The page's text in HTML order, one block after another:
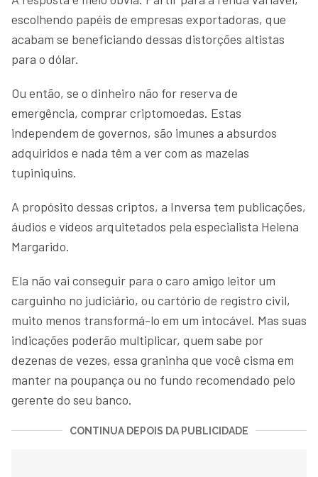
escolhendo papéis de empresas exportadoras, que
acabam se beneficiando dessas distorções altistas
para o dólar.
Ou então, se o dinheiro não for reserva de
emergência, comprar criptomoedas. Estas
independem de governos, são imunes a absurdos
adquiridos e nada têm a ver com as mazelas
tupiniquins.
A propósito dessas criptos, a Inversa tem publicações,
áudios e vídeos arquitetados pela especialista Helena
Margarido.
Ela não vai conseguir para o caro amigo leitor um
carguinho no judiciário, ou cartório de registro civil,
muito menos transformá-lo em um intocável. Mas suas
indicações poderão multiplicar, quem sabe por
dezenas de vezes, essa graninha que você cisma em
manter na poupança ou no fundo recomendado pelo
gerente do seu banco.
CONTINUA DEPOIS DA PUBLICIDADE